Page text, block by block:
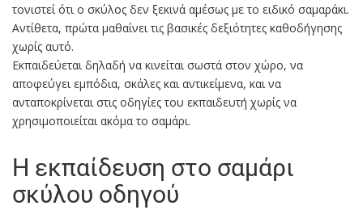
τονιστεί ότι ο σκύλος δεν ξεκινά αμέσως με το ειδικό σαμαράκι.
Αντίθετα, πρώτα μαθαίνει τις βασικές δεξιότητες καθοδήγησης
χωρίς αυτό.
Εκπαιδεύεται δηλαδή να κινείται σωστά στον χώρο, να
αποφεύγει εμπόδια, σκάλες και αντικείμενα, και να
ανταποκρίνεται στις οδηγίες του εκπαιδευτή χωρίς να
χρησιμοποιείται ακόμα το σαμάρι.
Η εκπαίδευση στο σαμάρι
σκύλου οδηγού